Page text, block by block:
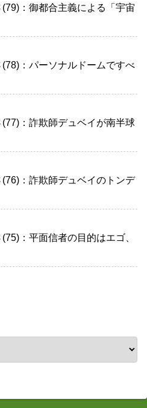
：御都合主義による「宇宙
：パーソナルドームですべ
：詐欺師デュベイが南半球
：詐欺師デュベイのトンデ
：平面信者の目的はエゴ、